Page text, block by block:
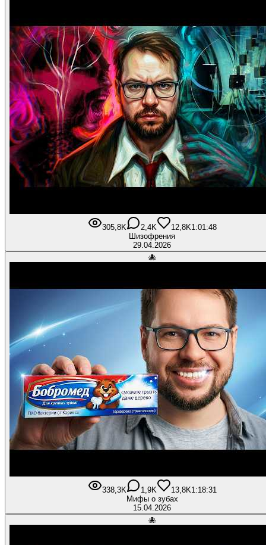
305,8K 2,4K 12,8K1:01:48
Шизофрения
29.04.2026
🐙
338,3K 1,9K 13,8K1:18:31
Мифы о зубах
15.04.2026
🐙